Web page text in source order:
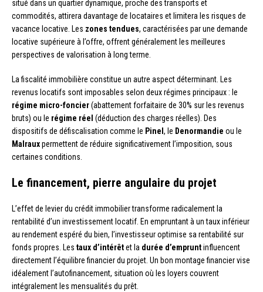
situé dans un quartier dynamique, proche des transports et
commodités, attirera davantage de locataires et limitera les risques de
vacance locative. Les zones tendues, caractérisées par une demande
locative supérieure à l’offre, offrent généralement les meilleures
perspectives de valorisation à long terme.
La fiscalité immobilière constitue un autre aspect déterminant. Les
revenus locatifs sont imposables selon deux régimes principaux : le
régime micro-foncier(abattement forfaitaire de 30% sur les revenus
bruts) ou le régime réel (déduction des charges réelles). Des
dispositifs de défiscalisation comme le Pinel , le Denormandie ou le
Malrauxpermettent de réduire significativement l’imposition, sous
certaines conditions.
Le financement, pierre angulaire du projet
L’effet de levier du crédit immobilier transforme radicalement la
rentabilité d’un investissement locatif. En empruntant à un taux inférieur
au rendement espéré du bien, l’investisseur optimise sa rentabilité sur
fonds propres. Les taux d’intérêtet la durée d’empruntinfluencent
directement l’équilibre financier du projet. Un bon montage financier vise
idéalement l’autofinancement, situation où les loyers couvrent
intégralement les mensualités du prêt.